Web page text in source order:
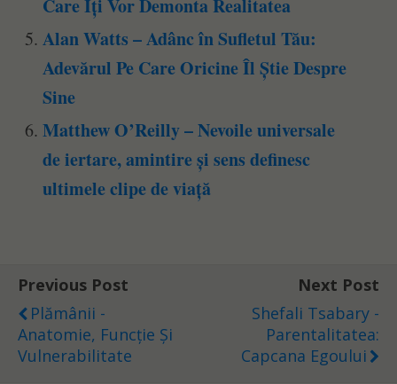
Care Îți Vor Demonta Realitatea
Alan Watts – Adânc în Sufletul Tău:
Adevărul Pe Care Oricine Îl Știe Despre
Sine
Matthew O’Reilly – Nevoile universale
de iertare, amintire și sens definesc
ultimele clipe de viață
Previous Post
Plămânii -
Anatomie, Funcție Și
Vulnerabilitate
Next Post
Shefali Tsabary -
Parentalitatea:
Capcana Egoului